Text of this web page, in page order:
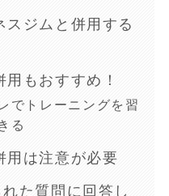
スジムと併用する
用もおすすめ！
でトレーニングを習
る
用は注意が必要
た質問に回答し